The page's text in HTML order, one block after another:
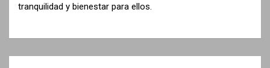
tranquilidad y bienestar para ellos.